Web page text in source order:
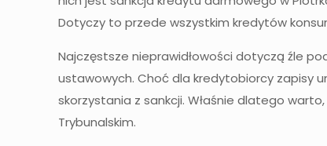
Dotyczy to przede wszystkim kredytów
Najczęstsze nieprawidłowości dotyczą źle
ustawowych. Choć dla kredytobiorcy zapisy
skorzystania z sankcji. Właśnie dlatego
Trybunalskim.